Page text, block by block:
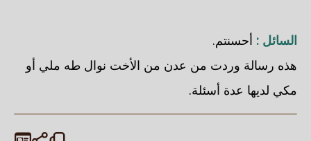
السائل : أحسنتم.
هذه رسالة وردت من عدن من الأخت نوال طه ملي أو
مكي لديها عدة أسئلة.